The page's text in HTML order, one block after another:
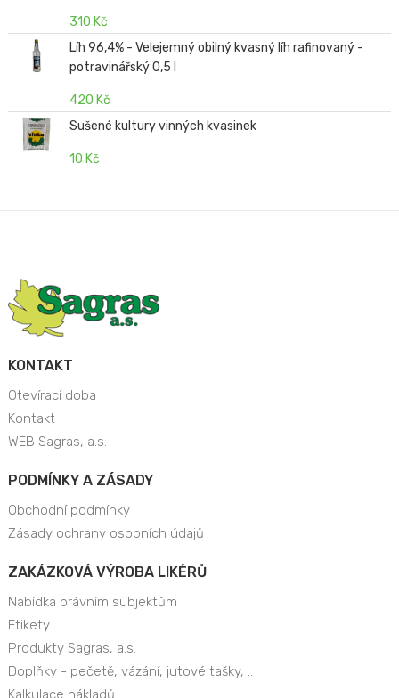
310 Kč
Líh 96,4% - Velejemný obilný kvasný líh rafinovaný -
potravinářský 0,5 l
420 Kč
Sušené kultury vinných kvasinek
10 Kč
KONTAKT
Otevírací doba
Kontakt
WEB Sagras, a.s.
PODMÍNKY A ZÁSADY
Obchodní podmínky
Zásady ochrany osobních údajů
ZAKÁZKOVÁ VÝROBA LIKÉRŮ
Nabídka právním subjektům
Etikety
Produkty Sagras, a.s.
Doplňky - pečetě, vázání, jutové tašky, ..
Kalkulace nákladů